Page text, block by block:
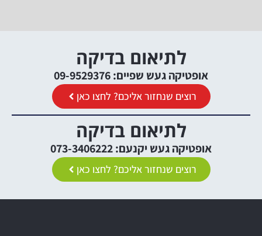
לתיאום בדיקה
אופטיקה געש שפיים: 09-9529376
רוצים שנחזור אליכם? לחצו כאן
לתיאום בדיקה
אופטיקה געש יקנעם: 073-3406222
רוצים שנחזור אליכם? לחצו כאן